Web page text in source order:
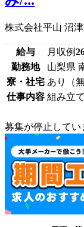
株式会社平山 沼
給与 月収例
勤務地
山梨県
寮・社宅 あり（無
仕事内容 組み立
募集が停止してい